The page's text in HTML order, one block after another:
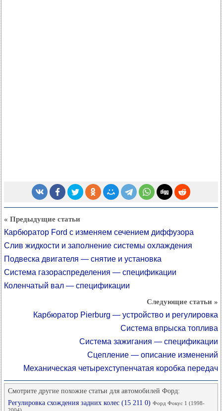
« Предыдущие статьи
Карбюратор Ford с изменяем сечением диффузора
Слив жидкости и заполнение системы охлаждения
Подвеска двигателя — снятие и установка
Система газораспределения — спецификации
Коленчатый вал — спецификации
Следующие статьи »
Карбюратор Pierburg — устройство и регулировка
Система впрыска топлива
Система зажигания — спецификации
Сцепление — описание изменений
Механическая четырехступенчатая коробка передач
Смотрите другие похожие статьи для автомобилей Форд:
Регулировка схождения задних колес (15 211 0) Форд Фокус 1 (1998-